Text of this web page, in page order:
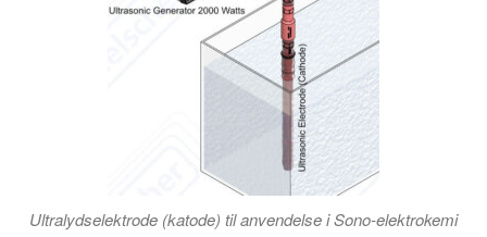
Ultralydselektrode (katode) til anvendelse i Sono-elektrokemi